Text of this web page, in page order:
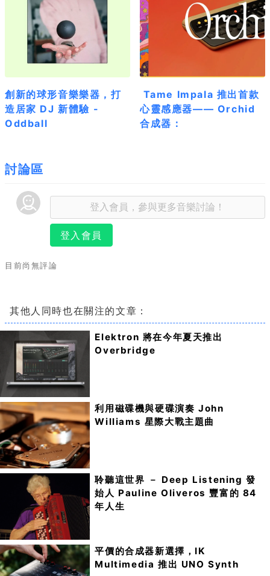
創新的球形音樂樂器，打
造居家 DJ 新體驗 -
Oddball
Tame Impala 推出首款
心靈感應器—— Orchid
合成器：
討論區
登入會員
目前尚無評論
其他人同時也在關注的文章：
Elektron 將在今年夏天推出
Overbridge
利用磁碟機與硬碟演奏 John
Williams 星際大戰主題曲
聆聽這世界 － Deep Listening 發
始人 Pauline Oliveros 豐富的 84
年人生
平價的合成器新選擇，IK
Multimedia 推出 UNO Synth